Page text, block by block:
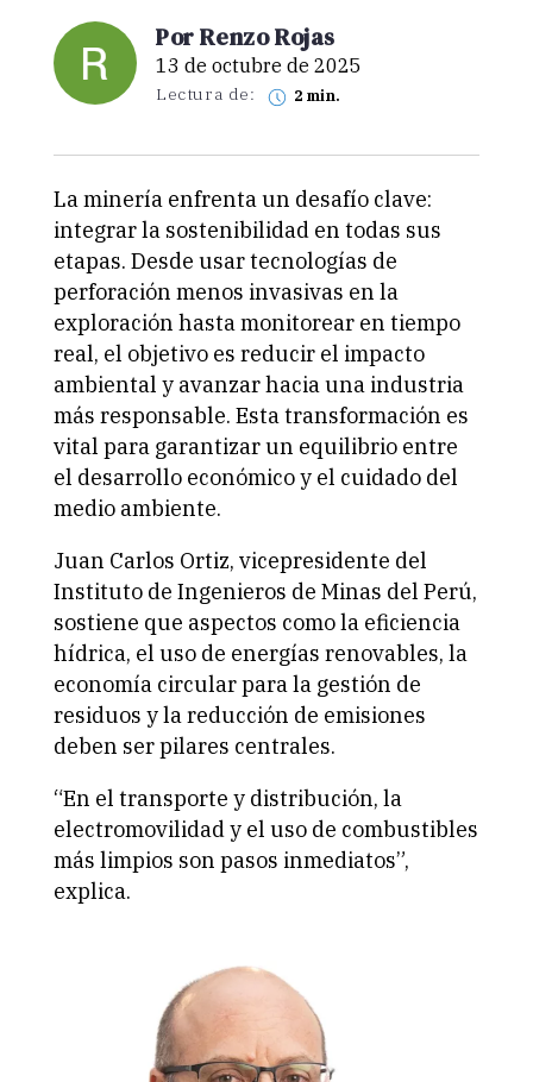
Por Renzo Rojas
13 de octubre de 2025
Lectura de: 2 min.
La minería enfrenta un desafío clave:
integrar la sostenibilidad en todas sus
etapas. Desde usar tecnologías de
perforación menos invasivas en la
exploración hasta monitorear en tiempo
real, el objetivo es reducir el impacto
ambiental y avanzar hacia una industria
más responsable. Esta transformación es
vital para garantizar un equilibrio entre
el desarrollo económico y el cuidado del
medio ambiente.
Juan Carlos Ortiz, vicepresidente del
Instituto de Ingenieros de Minas del Perú,
sostiene que aspectos como la eficiencia
hídrica, el uso de energías renovables, la
economía circular para la gestión de
residuos y la reducción de emisiones
deben ser pilares centrales.
“En el transporte y distribución, la
electromovilidad y el uso de combustibles
más limpios son pasos inmediatos”,
explica.